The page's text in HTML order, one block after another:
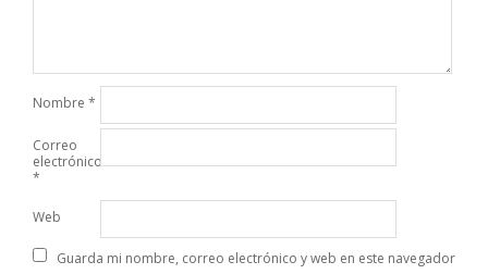
Nombre *
Correo
electrónico
*
Web
Guarda mi nombre, correo electrónico y web en este navegador